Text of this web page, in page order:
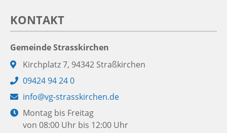
KONTAKT
Gemeinde Strasskirchen
Adresse:
Kirchplatz 7, 94342 Straßkirchen
Telefon:
09424 94 24 0
E-
Mail:
info@vg-strasskirchen.de
Öffnungszeiten:
Montag bis Freitag
von 08:00 Uhr bis 12:00 Uhr